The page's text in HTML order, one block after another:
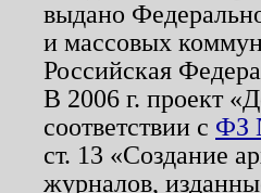
выдано
и массовых
Российская
В 2006 г. проект
соответствии с ФЗ
ст. 13 «Создание
журналов,